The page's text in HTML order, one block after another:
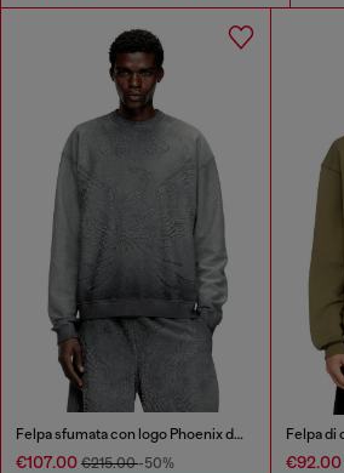
Felpa sfumata con logo Phoenix devoré
€107.00 €215.00-50% €92.00